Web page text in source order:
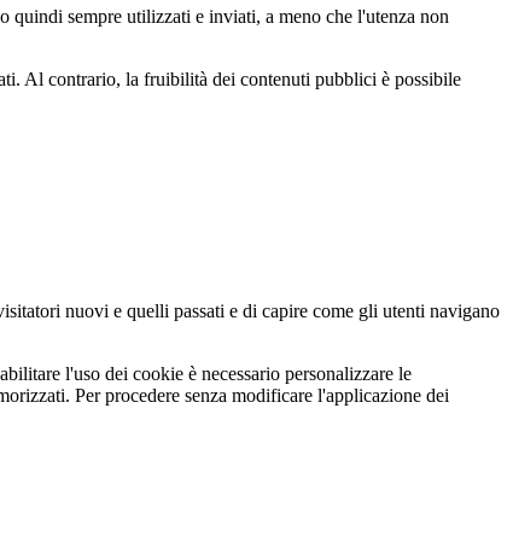
quindi sempre utilizzati e inviati, a meno che l'utenza non
Al contrario, la fruibilità dei contenuti pubblici è possibile
nuovi e quelli passati e di capire come gli utenti navigano
l'uso dei cookie è necessario personalizzare le
Per procedere senza modificare l'applicazione dei